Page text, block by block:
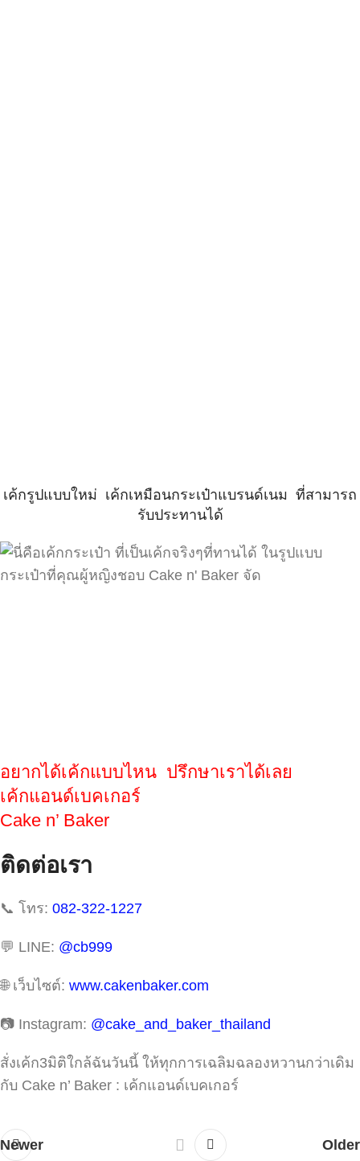
เค้กรูปแบบใหม่ เค้กเหมือนกระเป๋าแบรนด์เนม ที่สามารถ
รับประทานได้
อยากได้เค้กแบบไหน ปรึกษาเราได้เลย
เค้กแอนด์เบคเกอร์
Cake n’ Baker
ติดต่อเรา
📞 โทร: 082-322-1227
💬 LINE: @cb999
🌐 เว็บไซต์: www.cakenbaker.com
📷 Instagram: @cake_and_baker_thailand
สั่งเค้ก3มิติใกล้ฉันวันนี้ ให้ทุกการเฉลิมฉลองหวานกว่าเดิม
กับ Cake n’ Baker : เค้กแอนด์เบคเกอร์
Newer Older